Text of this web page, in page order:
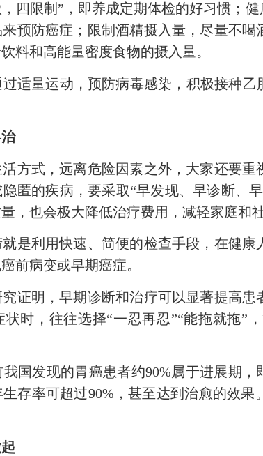
四限制”，即养成定期体检的好习惯；
预防癌症；限制酒精摄入量，尽量不
料和高能量密度食物的摄入量。
量运动，预防病毒感染，积极接种乙
式，远离危险因素之外，大家还要重
匿的疾病，要采取“早发现、早诊断、
，也会极大降低治疗费用，减轻家庭和
利用快速、简便的检查手段，在健康
前病变或早期癌症。
明，早期诊断和治疗可以显著提高患
时，往往选择“一忍再忍”“能拖就拖”
发现的胃癌患者约90%属于进展期，
存率可超过90%，甚至达到治愈的效